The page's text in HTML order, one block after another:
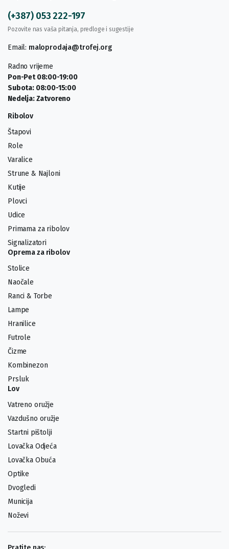
(+387) 053 222-197
Pozovite nas vaša pitanja, predloge i sugestije
Email: maloprodaja@trofej.org
Radno vrijeme
Pon-Pet 08:00-19:00
Subota: 08:00-15:00
Nedelja: Zatvoreno
Ribolov
Štapovi
Role
Varalice
Strune & Najloni
Kutije
Plovci
Udice
Primama za ribolov
Signalizatori
Oprema za ribolov
Stolice
Naočale
Ranci & Torbe
Lampe
Hranilice
Futrole
Čizme
Kombinezon
Prsluk
Lov
Vatreno oružje
Vazdušno oružje
Startni pištolji
Lovačka Odjeća
Lovačka Obuća
Optike
Dvogledi
Municija
Noževi